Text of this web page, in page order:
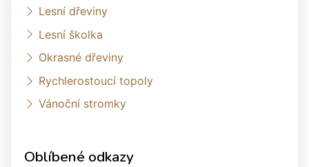
Lesní dřeviny
Lesní školka
Okrasné dřeviny
Rychlerostoucí topoly
Vánoční stromky
Oblíbené odkazy